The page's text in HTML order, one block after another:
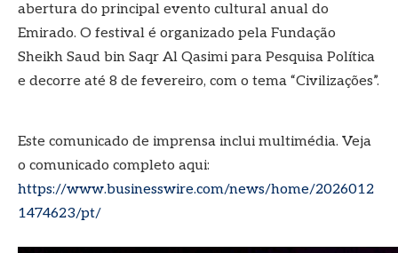
abertura do principal evento cultural anual do
Emirado. O festival é organizado pela Fundação
Sheikh Saud bin Saqr Al Qasimi para Pesquisa Política
e decorre até 8 de fevereiro, com o tema “Civilizações”.
Este comunicado de imprensa inclui multimédia. Veja
o comunicado completo aqui:
https://www.businesswire.com/news/home/2026012
1474623/pt/